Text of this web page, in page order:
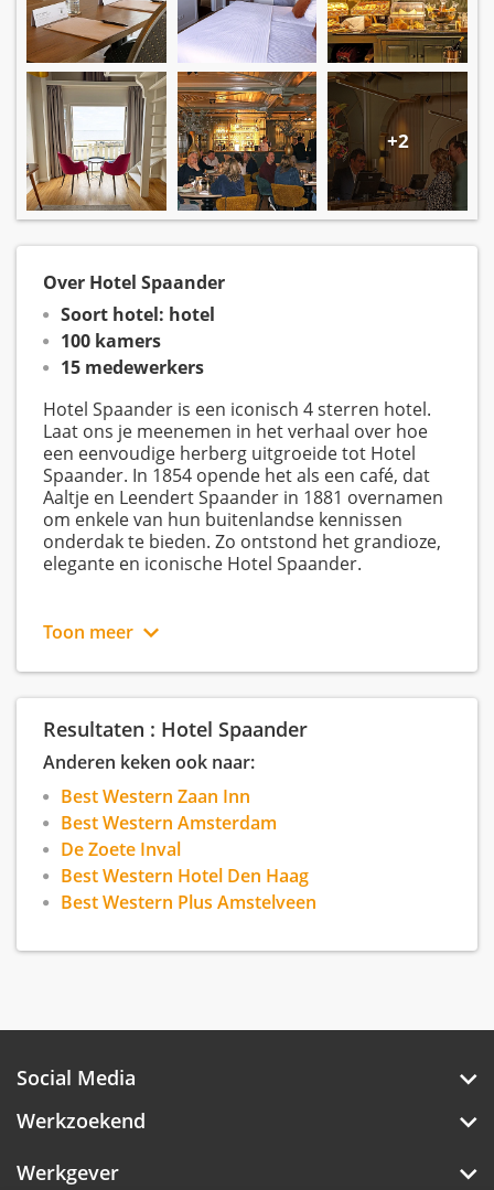
+2
Over Hotel Spaander
Soort hotel: hotel
100 kamers
15 medewerkers
Hotel Spaander is een iconisch 4 sterren hotel.
Laat ons je meenemen in het verhaal over hoe
een eenvoudige herberg uitgroeide tot Hotel
Spaander. In 1854 opende het als een café, dat
Aaltje en Leendert Spaander in 1881 overnamen
om enkele van hun buitenlandse kennissen
onderdak te bieden. Zo ontstond het grandioze,
elegante en iconische Hotel Spaander.
Toon meer
Resultaten : Hotel Spaander
Anderen keken ook naar:
Best Western Zaan Inn
Best Western Amsterdam
De Zoete Inval
Best Western Hotel Den Haag
Best Western Plus Amstelveen
Social Media
Werkzoekend
Werkgever